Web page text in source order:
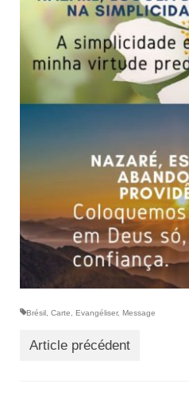
Brésil, Carte, Evangéliser, Message
Article précédent